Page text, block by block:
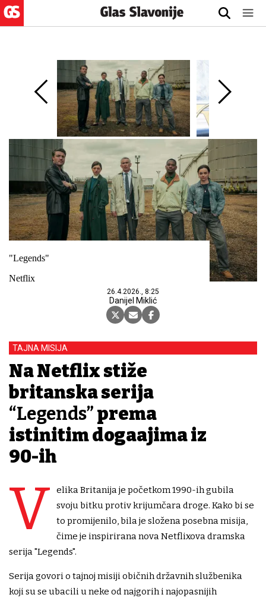
"Legends"
Netflix
26.4.2026., 8:25
Danijel Miklić
TAJNA MISIJA
Na Netflix stiže
britanska serija
“Legends”prema
istinitim događajima iz
90-ih
V
elika Britanija je početkom 1990-ih gubila
svoju bitku protiv krijumčara droge. Kako bi se
to promijenilo, bila je složena posebna misija,
čime je inspirirana nova Netflixova dramska
serija "Legends".
Serija govori o tajnoj misiji običnih državnih službenika
koji su se ubacili u neke od najgorih i najopasnijih